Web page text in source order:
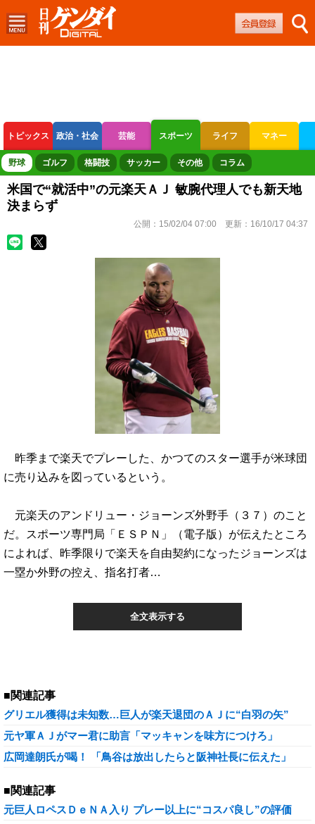
トピックス 政治・社会 芸能 スポーツ ライフ マネー
ボートレース 競輪 オートレース
野球 ゴルフ 格闘技 サッカー その他 コラム
米国で“就活中”の元楽天ＡＪ 敏腕代理人でも新天地
決まらず
公開： 15/02/04 07:00 更新： 16/10/17 04:37
昨季まで楽天でプレーした、かつてのスター選手が米球団
に売り込みを図っているという。
元楽天のアンドリュー・ジョーンズ外野手（３７）のこと
だ。スポーツ専門局「ＥＳＰＮ」（電子版）が伝えたところ
によれば、昨季限りで楽天を自由契約になったジョーンズは
一塁か外野の控え、指名打者…
全文表示する
■関連記事
グリエル獲得は未知数…巨人が楽天退団のＡＪに“白羽の矢”
元ヤ軍ＡＪがマー君に助言「マッキャンを味方につけろ」
広岡達朗氏が喝！ 「鳥谷は放出したらと阪神社長に伝えた」
■関連記事
元巨人ロペスＤｅＮＡ入り プレー以上に“コスパ良し”の評価